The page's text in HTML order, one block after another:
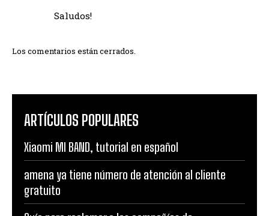
Saludos!
Los comentarios están cerrados.
ARTÍCULOS POPULARES
Xiaomi MI BAND, tutorial en español
amena ya tiene número de atención al cliente
gratuito